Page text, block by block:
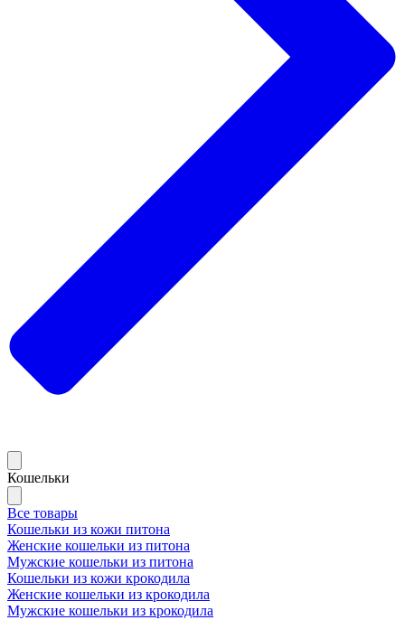
Кошельки
Все товары
Кошельки из кожи питона
Женские кошельки из питона
Мужские кошельки из питона
Кошельки из кожи крокодила
Женские кошельки из крокодила
Мужские кошельки из крокодила